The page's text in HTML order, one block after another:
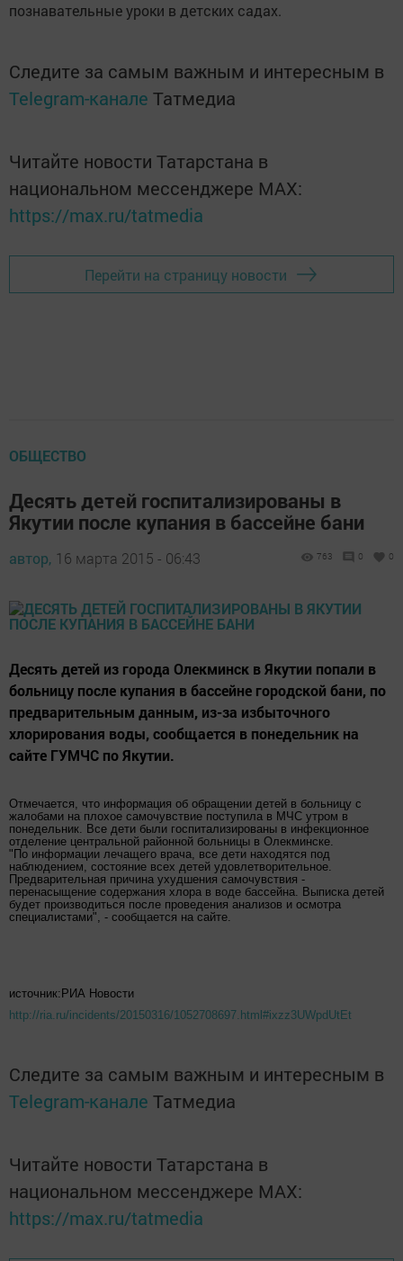
познавательные уроки в детских садах.
Следите за самым важным и интересным в
Telegram-канале Татмедиа
Читайте новости Татарстана в
национальном мессенджере MАХ:
https://max.ru/tatmedia
Перейти на страницу новости
ОБЩЕСТВО
Десять детей госпитализированы в
Якутии после купания в бассейне бани
автор, 16 марта 2015 - 06:43 763 0 0
Десять детей из города Олекминск в Якутии попали в
больницу после купания в бассейне городской бани, по
предварительным данным, из-за избыточного
хлорирования воды, сообщается в понедельник на
сайте ГУМЧС по Якутии.
Отмечается, что информация об обращении детей в больницу с
жалобами на плохое самочувствие поступила в МЧС утром в
понедельник. Все дети были госпитализированы в инфекционное
отделение центральной районной больницы в Олекминске.
"По информации лечащего врача, все дети находятся под
наблюдением, состояние всех детей удовлетворительное.
Предварительная причина ухудшения самочувствия -
перенасыщение содержания хлора в воде бассейна. Выписка детей
будет производиться после проведения анализов и осмотра
специалистами", - сообщается на сайте.
источник:РИА Новости
http://ria.ru/incidents/20150316/1052708697.html#ixzz3UWpdUtEt
Следите за самым важным и интересным в
Telegram-канале Татмедиа
Читайте новости Татарстана в
национальном мессенджере MАХ:
https://max.ru/tatmedia